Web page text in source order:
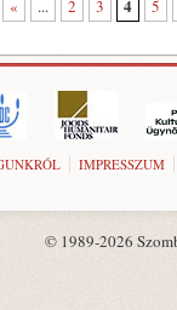
« ... 2 3 4 5
IMPRESSZUM
© 1989-2026